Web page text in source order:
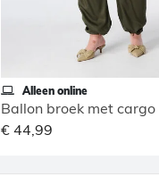
Alleen online
Ballon broek met cargo
€ 44,99